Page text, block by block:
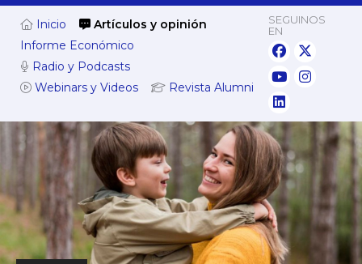
Inicio
Artículos y opinión
Informe Económico
Radio y Podcasts
Webinars y Videos
Revista Alumni
SEGUINOS
EN